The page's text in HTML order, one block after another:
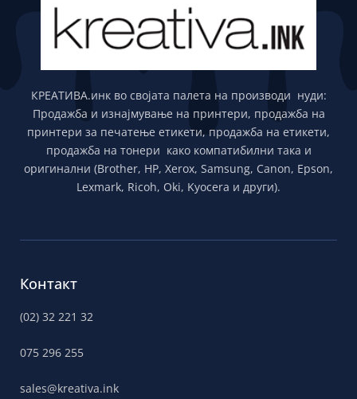
КРЕАТИВА.инк во својата палета на производи нуди:
Продажба и изнајмување на принтери, продажба на
принтери за печатење етикети, продажба на етикети,
продажба на тонери како компатибилни така и
оригинални (Brother, HP, Xerox, Samsung, Canon, Epson,
Lexmark, Ricoh, Oki, Kyocera и други).
Контакт
(02) 32 221 32
075 296 255
sales@kreativa.ink